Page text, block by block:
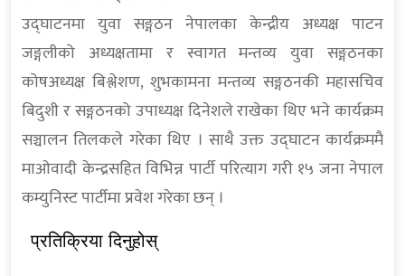
उद्घाटनमा युवा सङ्गठन नेपालका केन्द्रीय अध्यक्ष पाटन
जङ्गलीको अध्यक्षतामा र स्वागत मन्तव्य युवा सङ्गठनका
कोषअध्यक्ष बिश्लेशण, शुभकामना मन्तव्य सङ्गठनकी महासचिव
बिदुशी र सङ्गठनको उपाध्यक्ष दिनेशले राखेका थिए भने कार्यक्रम
सञ्चालन तिलकले गरेका थिए । साथै उक्त उद्घाटन कार्यक्रममै
माओवादी केन्द्रसहित विभिन्न पार्टी परित्याग गरी १५ जना नेपाल
कम्युनिस्ट पार्टीमा प्रवेश गरेका छन् ।
प्रतिक्रिया दिनुहोस्